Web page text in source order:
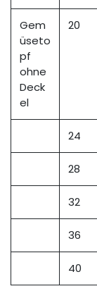
Gem
üseto
pf
ohne
Deck
el
20
24
28
32
36
40